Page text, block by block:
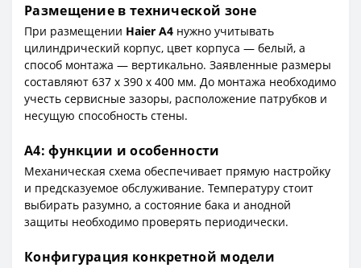
Размещение в технической зоне
При размещении Haier A4 нужно учитывать
цилиндрический корпус, цвет корпуса — белый, а
способ монтажа — вертикально. Заявленные размеры
составляют 637 x 390 x 400 мм. До монтажа необходимо
учесть сервисные зазоры, расположение патрубков и
несущую способность стены.
A4: функции и особенности
Механическая схема обеспечивает прямую настройку
и предсказуемое обслуживание. Температуру стоит
выбирать разумно, а состояние бака и анодной
защиты необходимо проверять периодически.
Конфигурация конкретной модели